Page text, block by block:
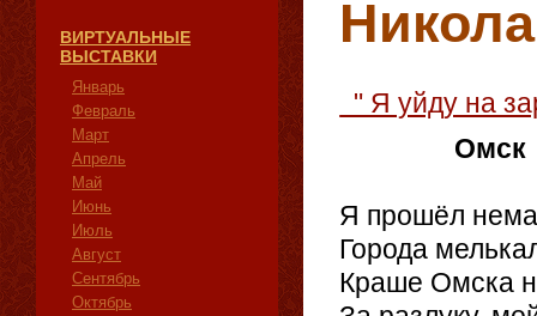
ВИРТУАЛЬНЫЕ
ВЫСТАВКИ
Январь
Февраль
Март
Апрель
Май
Июнь
Июль
Август
Сентябрь
Октябрь
" Я уйду на
Омск
Я прошёл
Города
Краше Омска